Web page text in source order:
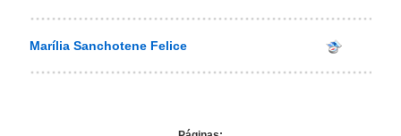
Marília Sanchotene Felice